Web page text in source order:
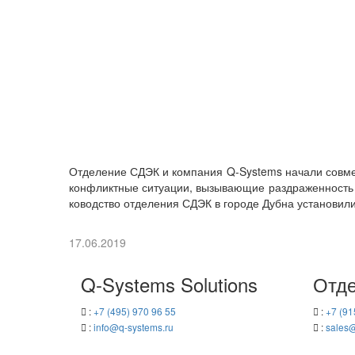
От­де­ле­ние СДЭК и ком­па­ния Q-​Systems на­ча­ли
кон­фликт­ные си­ту­а­ции, вы­зы­ва­ю­щие
ко­вод­ство от­де­ле­ния СДЭК в го­ро­де Дубна уста­но­ви­ли
17.06.2019
Q-​Systems Solutions
:+7 (495) 970 96 55
:info@q-​systems.ru
:+7
: